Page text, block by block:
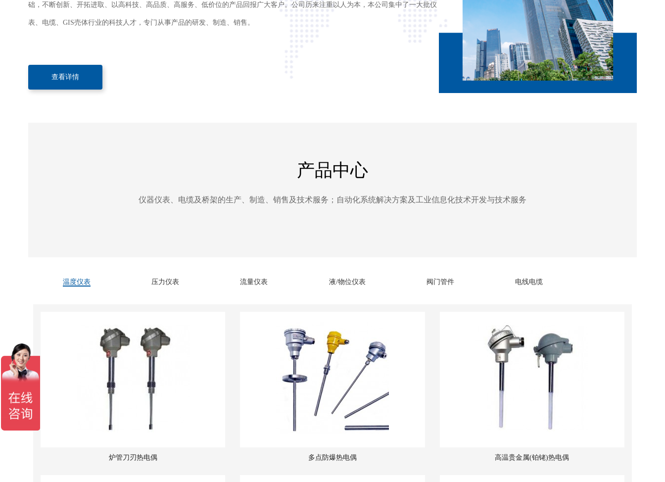
础，不断创新、开拓进取、以高科技、高品质、高服务、低价位的产品回报广大客户。公司历来注重以人为本，本公司集中了一大批仪
表、电缆、GIS売体行业的科技人才，专门从事产品的研发、制造、销售。
查看详情
产品中心
仪器仪表、电缆及桥架的生产、制造、销售及技术服务；自动化系统解决方案及工业信息化技术开发与技术服务
温度仪表 压力仪表 流量仪表 液/物位仪表 阀门管件 电线电缆
炉管刀刃热电偶 多点防爆热电偶 高温贵金属(铂铑)热电偶